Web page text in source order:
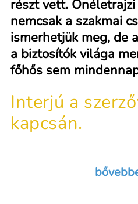
részt vett.
nemcsak a szakmai
ismerhetjük meg, de
a biztosítók világa
főhős sem
Interjú a
kapcsán.